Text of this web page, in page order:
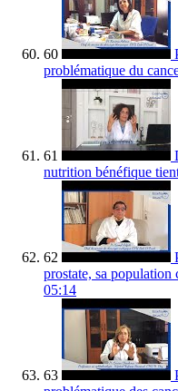
60
problématique du
61
nutrition bénéfique
62
prostate, sa population
05:14
63